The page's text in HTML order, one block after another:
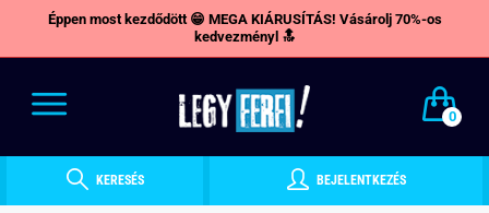
Éppen most kezdődött 😁 MEGA KIÁRUSÍTÁS! Vásárolj 70%-os
kedvezményl 🔝
0
KERESÉS BEJELENTKEZÉS